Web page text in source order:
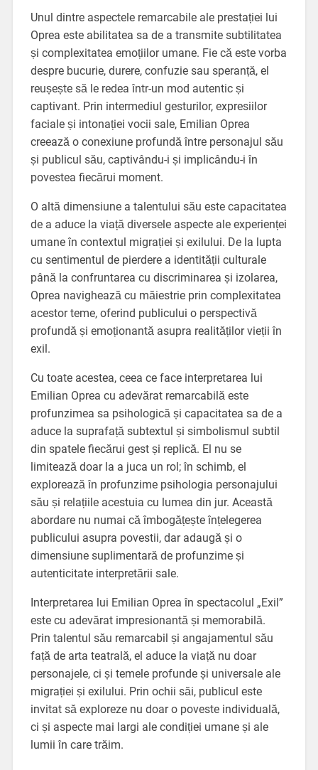
Unul dintre aspectele remarcabile ale prestației lui
Oprea este abilitatea sa de a transmite subtilitatea
și complexitatea emoțiilor umane. Fie că este vorba
despre bucurie, durere, confuzie sau speranță, el
reușește să le redea într-un mod autentic și
captivant. Prin intermediul gesturilor, expresiilor
faciale și intonației vocii sale, Emilian Oprea
creează o conexiune profundă între personajul său
și publicul său, captivându-i și implicându-i în
povestea fiecărui moment.
O altă dimensiune a talentului său este capacitatea
de a aduce la viață diversele aspecte ale experienței
umane în contextul migrației și exilului. De la lupta
cu sentimentul de pierdere a identității culturale
până la confruntarea cu discriminarea și izolarea,
Oprea navighează cu măiestrie prin complexitatea
acestor teme, oferind publicului o perspectivă
profundă și emoționantă asupra realităților vieții în
exil.
Cu toate acestea, ceea ce face interpretarea lui
Emilian Oprea cu adevărat remarcabilă este
profunzimea sa psihologică și capacitatea sa de a
aduce la suprafață subtextul și simbolismul subtil
din spatele fiecărui gest și replică. El nu se
limitează doar la a juca un rol; în schimb, el
explorează în profunzime psihologia personajului
său și relațiile acestuia cu lumea din jur. Această
abordare nu numai că îmbogățește înțelegerea
publicului asupra povestii, dar adaugă și o
dimensiune suplimentară de profunzime și
autenticitate interpretării sale.
Interpretarea lui Emilian Oprea în spectacolul „Exil”
este cu adevărat impresionantă și memorabilă.
Prin talentul său remarcabil și angajamentul său
față de arta teatrală, el aduce la viață nu doar
personajele, ci și temele profunde și universale ale
migrației și exilului. Prin ochii săi, publicul este
invitat să exploreze nu doar o poveste individuală,
ci și aspecte mai largi ale condiției umane și ale
lumii în care trăim.